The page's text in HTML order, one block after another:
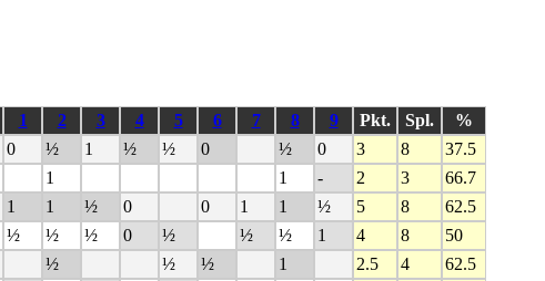
1 2 3 4 5 6 7 8 9 Pkt. Spl.
%
0 ½ 1 ½ ½ 0 ½ 0 3 8
37.5
1 1 - 2 3
66.7
1 1 ½ 0 0 1 1 ½ 5 8
62.5
½ ½ ½ 0 ½ ½ ½ 1 4 8
50
½ ½ ½ 1 2.5 4
62.5